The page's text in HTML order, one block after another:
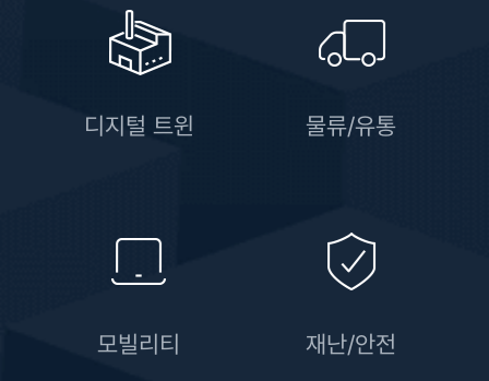
디지털 트윈 물류/유통
모빌리티 재난/안전